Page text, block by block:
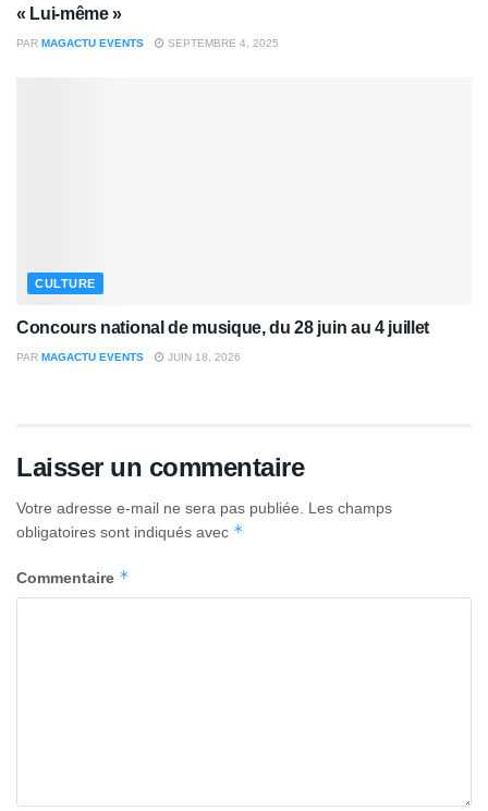
« Lui-même »
PAR MAGACTU EVENTS SEPTEMBRE 4, 2025
CULTURE
Concours national de musique, du 28 juin au 4 juillet
PAR MAGACTU EVENTS JUIN 18, 2026
Laisser un commentaire
Votre adresse e-mail ne sera pas publiée.
Les champs
obligatoires sont indiqués avec *
Commentaire *